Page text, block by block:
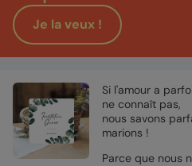
Je la veux !
Si l'amour a
ne connaît pas,
nous savons
marions !
Parce que nous